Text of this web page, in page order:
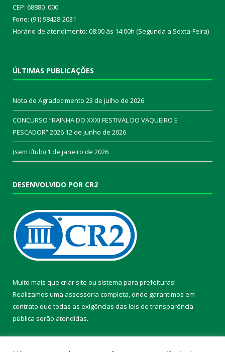
CEP: 68880 .000
Fone: (91) 98428-2031
Horário de atendimento: 08:00 às 14:00h (Segunda a Sexta-Feira)
ÚLTIMAS PUBLICAÇÕES
Nota de Agradecimento 23 de julho de 2026
CONCURSO “RAINHA DO XXXI FESTIVAL DO VAQUEIRO E
PESCADOR” 2026 12 de junho de 2026
(sem título) 1 de janeiro de 2026
DESENVOLVIDO POR CR2
Muito mais que criar site ou sistema para prefeituras!
Realizamos uma assessoria completa, onde garantimos em
contrato que todas as exigências das leis de transparência
pública serão atendidas.